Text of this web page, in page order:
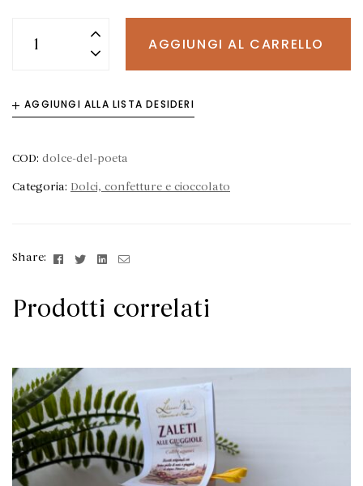
AGGIUNGI AL CARRELLO
AGGIUNGI ALLA LISTA DESIDERI
COD: dolce-del-poeta
Categoria: Dolci, confetture e cioccolato
Share: FacebookTwitterLinkedin
Email
Prodotti correlati